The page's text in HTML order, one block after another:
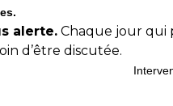
alerte. Chaque jour qui
d’être discutée.